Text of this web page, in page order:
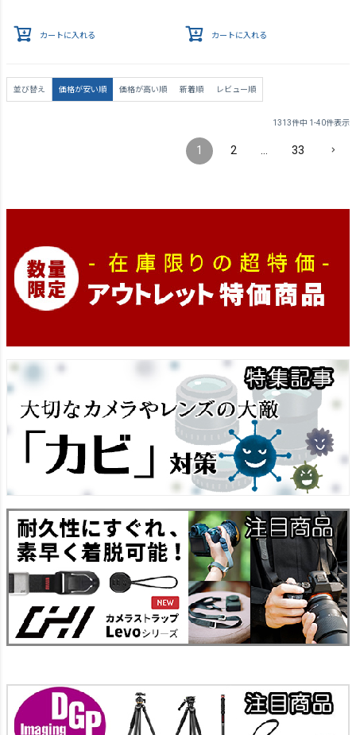
カートに入れる カートに入れる
並び替え 価格が安い順 価格が高い順 新着順 レビュー順
1313件中 1 -40件表示
1 2 … 33